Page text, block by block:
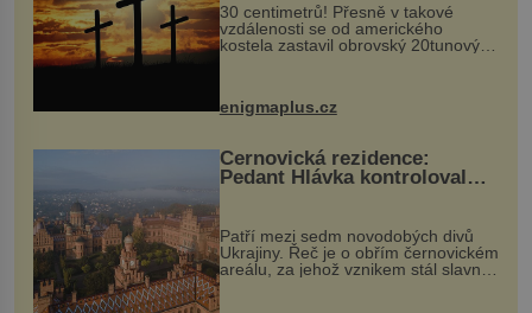
30 centimetrů! Přesně v takové
vzdálenosti se od amerického
kostela zastavil obrovský 20tunový
...
enigmaplus.cz
Černovická rezidence:
Pedant Hlávka kontroloval
Patří mezi sedm novodobých divů
Ukrajiny. Řeč je o obřím černovickém
areálu, za jehož vznikem stál slavný
český architekt Josef Hlávka. Ten si
na něm dal mimořádně záležet. Jeho